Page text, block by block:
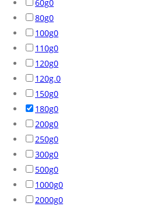
60g0
80g0
100g0
110g0
120g0
120g.0
150g0
180g0
200g0
250g0
300g0
500g0
1000g0
2000g0